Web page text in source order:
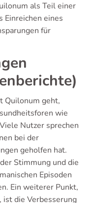
als Teil einer
Einreichen eines
für
Quilonum geht,
wie
Nutzer sprechen
bei der
geholfen hat.
Stimmung und die
Episoden
Ein weiterer Punkt,
ist die Verbesserung